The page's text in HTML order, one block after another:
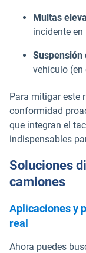
Multas
incidente en
Suspensión
vehículo (en
Para mitigar este
conformidad
que integran el
indispensables
Soluciones
camiones
Aplicaciones y
real
Ahora puedes